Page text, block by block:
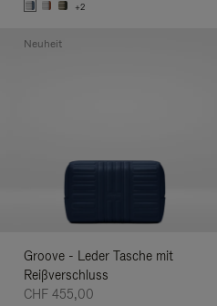
+2
Groove - Leder Tasche mit
Reißverschluss
CHF 455,00
Neuheit